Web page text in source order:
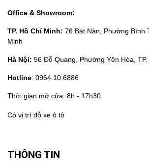
Office & Showroom:
TP. Hồ Chí Minh: 76 Bát Nàn, Phường Bình
Minh
Hà Nội: 56 Đỗ Quang, Phường Yên Hòa, TP.
Hotline: 0964.10.6886
Thời gian mở cửa: 8h - 17h30
Có vị trí đỗ xe ô tô
THÔNG TIN